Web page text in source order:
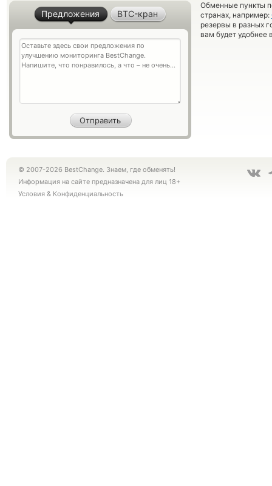
Обменные пункты
странах, например:
резервы в разных
вам будет удобнее
Предложения BTC-кран
© 2007-2026 BestChange. Знаем, где обменять!
Информация на сайте предназначена для лиц 18+
Условия & Конфиденциальность